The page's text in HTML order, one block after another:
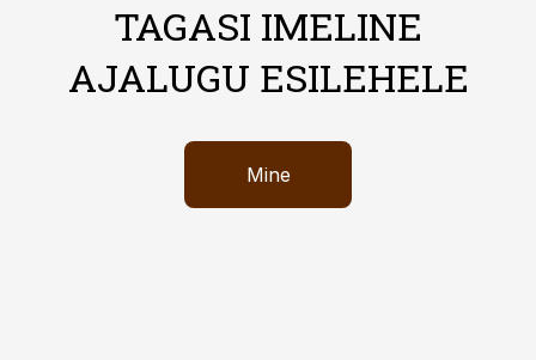
TAGASI IMELINE
AJALUGU ESILEHELE
Mine